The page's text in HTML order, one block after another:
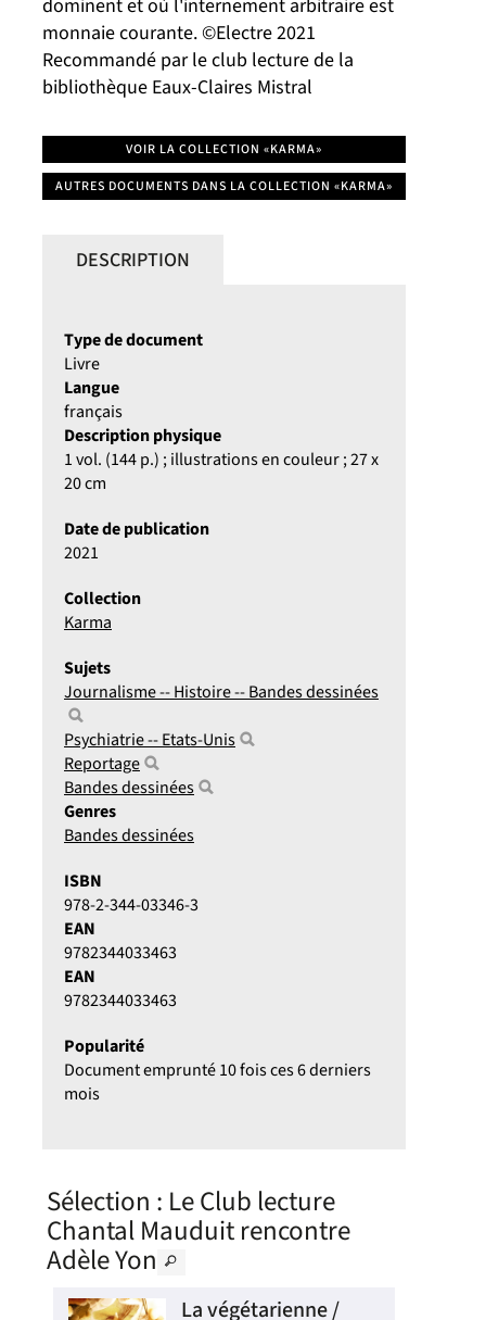
dominent et où l'internement arbitraire est
monnaie courante. ©Electre 2021
Recommandé par le club lecture de la
bibliothèque Eaux-Claires Mistral
VOIR LA COLLECTION «KARMA»
AUTRES DOCUMENTS DANS LA COLLECTION «KARMA»
DESCRIPTION
Type de document
Livre
Langue
français
Description physique
1 vol. (144 p.) ; illustrations en couleur ; 27 x
20 cm
Date de publication
2021
Collection
Karma
Sujets
Journalisme -- Histoire -- Bandes dessinées
Psychiatrie -- Etats-Unis
Reportage
Bandes dessinées
Genres
Bandes dessinées
ISBN
978-2-344-03346-3
EAN
9782344033463
EAN
9782344033463
Popularité
Document emprunté 10 fois ces 6 derniers
mois
Sélection : Le Club lecture
Chantal Mauduit rencontre
Adèle Yon
La végétarienne /